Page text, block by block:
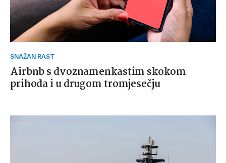
SNAŽAN RAST
Airbnb s dvoznamenkastim skokom
prihoda i u drugom tromjesečju